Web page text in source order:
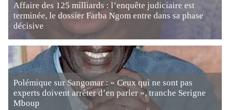
Affaire des 125 milliards : l’enquête judiciaire est
terminée, le dossier Farba Ngom entre dans sa phase
décisive
Polémique sur Sangomar : « Ceux qui ne sont pas
experts doivent arrêter d’en parler », tranche Serigne
Mboup